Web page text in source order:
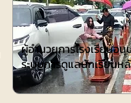
การศึกษา
ผู้อำนวยการโรงเรียนอ
ระบบการดูแลนักเรียนห